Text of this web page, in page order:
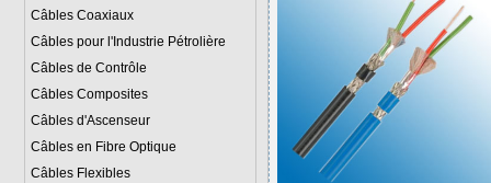
Câbles Coaxiaux
Câbles pour l'Industrie Pétrolière
Câbles de Contrôle
Câbles Composites
Câbles d'Ascenseur
Câbles en Fibre Optique
Câbles Flexibles